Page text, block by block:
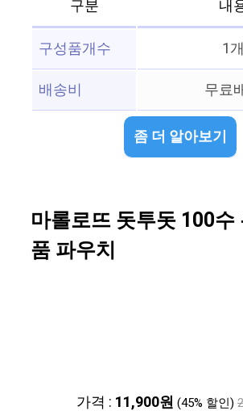
구분
내
구성품개수
1개
배송비
무료
좀 더 알아보기
마롤로뜨 돗투돗 100수
품 파우치
가격 : 11,900원 (45% 할인)